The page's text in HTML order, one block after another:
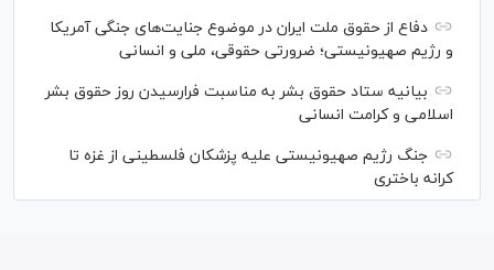
دفاع از حقوق ملت ایران در موضوع جنایت‌های جنگی آمریکا
و رژیم صهیونیستی؛ ضرورتی حقوقی، ملی و انسانی
بیانیه ستاد حقوق بشر به مناسبت فرارسیدن روز حقوق بشر
اسلامی و کرامت انسانی
جنگ رژیم صهیونیستی علیه پزشکان فلسطینی از غزه تا
کرانه باختری